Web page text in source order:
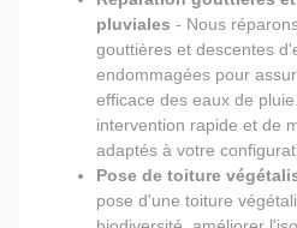
pluviales - Nous
gouttières et descentes
endommagées pour
efficace des eaux de
intervention rapide et de
adaptés à votre
Pose de toiture
pose d'une toiture